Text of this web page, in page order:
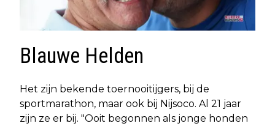
Blauwe Helden
Het zijn bekende toernooitijgers, bij de
sportmarathon, maar ook bij Nijsoco. Al 21 jaar
zijn ze er bij. "Ooit begonnen als jonge honden